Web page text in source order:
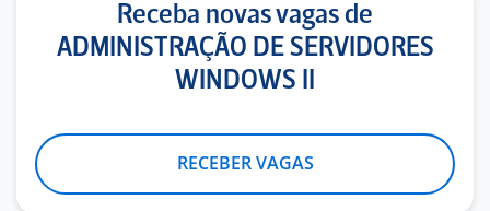
Receba novas vagas de
ADMINISTRAÇÃO DE SERVIDORES
WINDOWS II
RECEBER VAGAS